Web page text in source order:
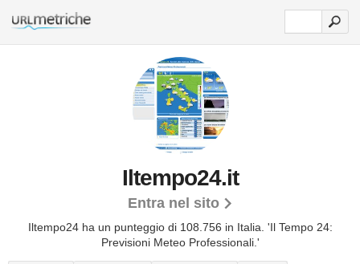
Iltempo24.it
Entra nel sito
Iltempo24 ha un punteggio di 108.756 in Italia. 'Il Tempo 24:
Previsioni Meteo Professionali.'